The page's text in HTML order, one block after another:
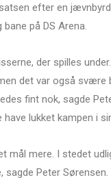
efter en
på DS Arena.
der spilles
det var også svære
fint nok, sagde
lukket kampen i
mål mere. I stedet
Peter Sørensen.